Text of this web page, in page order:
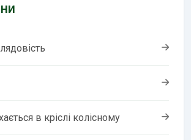
в кріслі колісному